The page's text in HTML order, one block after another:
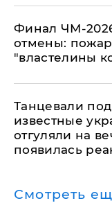
Финал ЧМ-
отмены:
"властелины
Танцевали
известные
отгуляли на
появилась
Смотреть